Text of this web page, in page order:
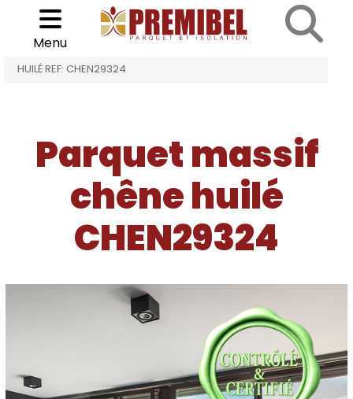
Choisir son parquet
Menu
ACCUEIL PARQUET MASSIF CHÊNE HUILÉ
HUILÉ REF: CHEN29324
Parquet massif
chêne huilé
CHEN29324
Cookies management panel